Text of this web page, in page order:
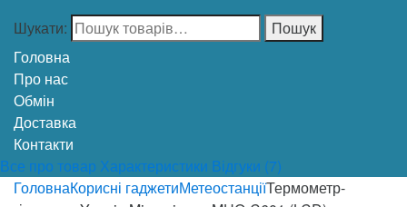
Шукати:
Пошук
Головна
Про нас
Обмін
Доставка
Контакти
Все про товар Характеристики Відгуки (7)
ГоловнаКорисні гаджетиМетеостанціїТермометр-